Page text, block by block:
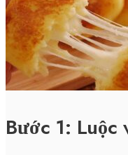
Bước 1: Luộc